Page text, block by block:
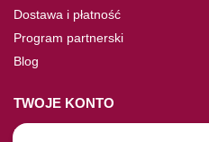
Dostawa i płatność
Program partnerski
Blog
TWOJE KONTO
Moje konto